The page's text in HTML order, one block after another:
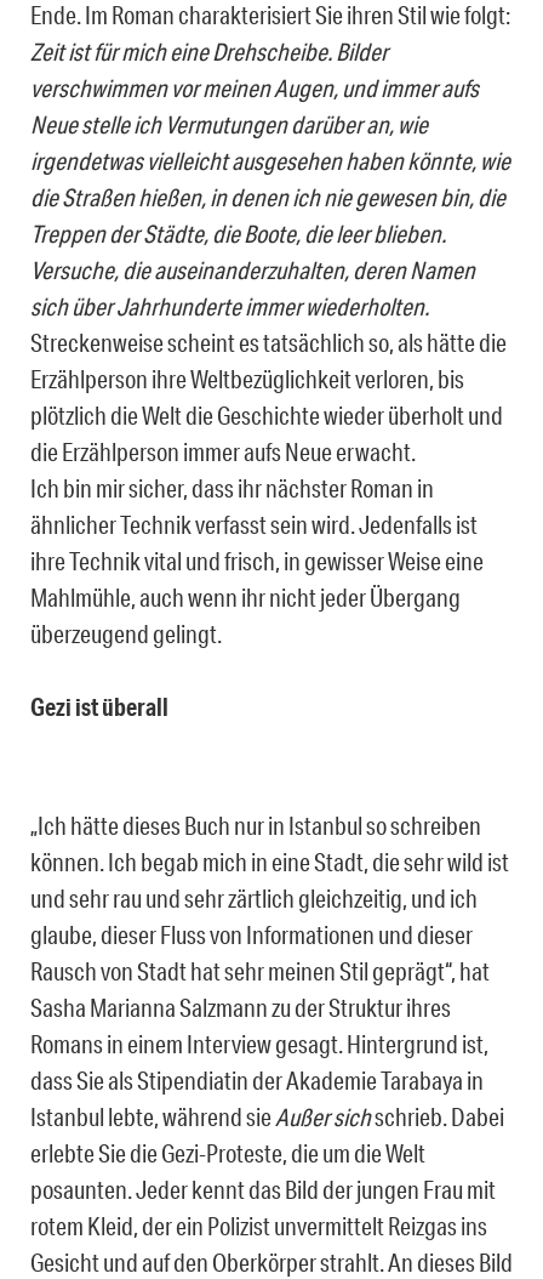
Ende. Im Roman charakterisiert Sie ihren Stil wie folgt:
Zeit ist für mich eine Drehscheibe. Bilder
verschwimmen vor meinen Augen, und immer aufs
Neue stelle ich Vermutungen darüber an, wie
irgendetwas vielleicht ausgesehen haben könnte, wie
die Straßen hießen, in denen ich nie gewesen bin, die
Treppen der Städte, die Boote, die leer blieben.
Versuche, die auseinanderzuhalten, deren Namen
sich über Jahrhunderte immer wiederholten.
Streckenweise scheint es tatsächlich so, als hätte die
Erzählperson ihre Weltbezüglichkeit verloren, bis
plötzlich die Welt die Geschichte wieder überholt und
die Erzählperson immer aufs Neue erwacht.
Ich bin mir sicher, dass ihr nächster Roman in
ähnlicher Technik verfasst sein wird. Jedenfalls ist
ihre Technik vital und frisch, in gewisser Weise eine
Mahlmühle, auch wenn ihr nicht jeder Übergang
überzeugend gelingt.
Gezi ist überall
„Ich hätte dieses Buch nur in Istanbul so schreiben
können. Ich begab mich in eine Stadt, die sehr wild ist
und sehr rau und sehr zärtlich gleichzeitig, und ich
glaube, dieser Fluss von Informationen und dieser
Rausch von Stadt hat sehr meinen Stil geprägt“, hat
Sasha Marianna Salzmann zu der Struktur ihres
Romans in einem Interview gesagt. Hintergrund ist,
dass Sie als Stipendiatin der Akademie Tarabaya in
Istanbul lebte, während sieAußer sichschrieb. Dabei
erlebte Sie die Gezi-Proteste, die um die Welt
posaunten. Jeder kennt das Bild der jungen Frau mit
rotem Kleid, der ein Polizist unvermittelt Reizgas ins
Gesicht und auf den Oberkörper strahlt. An dieses Bild